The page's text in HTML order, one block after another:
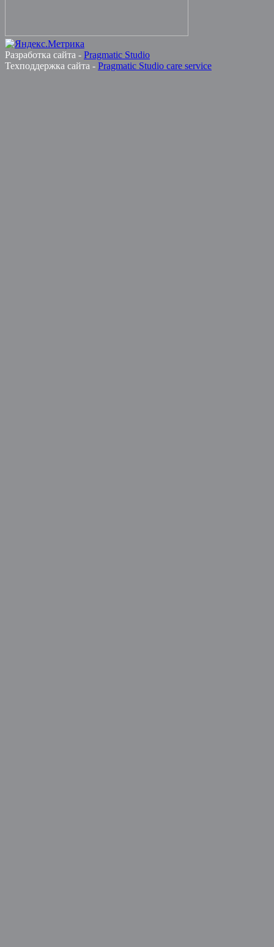
Разработка сайта - Pragmatic Studio
Техподдержка сайта - Pragmatic Studio care service